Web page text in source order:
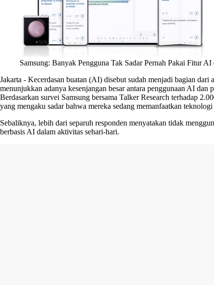
Samsung: Banyak Pengguna Tak Sadar Pernah Pakai Fitur
Jakarta - Kecerdasan buatan (AI) disebut sudah menjadi bagian
menunjukkan adanya kesenjangan besar antara penggunaan AI dan
Berdasarkan survei Samsung bersama Talker Research terhadap
yang mengaku sadar bahwa mereka sedang memanfaatkan
Sebaliknya, lebih dari separuh responden menyatakan tidak
berbasis AI dalam aktivitas sehari-hari.